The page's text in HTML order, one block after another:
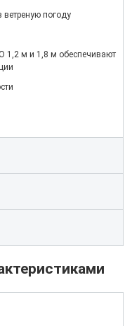
погоду
1,2 м и 1,8 м обеспечивают